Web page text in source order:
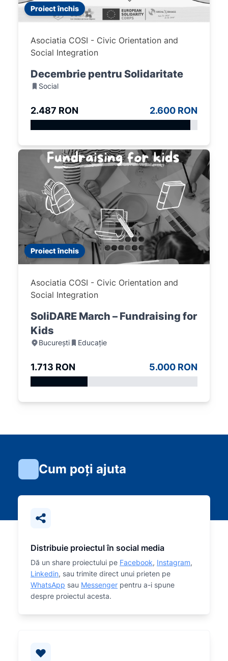
Proiect închis
Asociatia COSI - Civic Orientation and
Social Integration
Decembrie pentru Solidaritate
Social
2.487 RON 2.600 RON
Proiect închis
Asociatia COSI - Civic Orientation and
Social Integration
SoliDARE March – Fundraising for
Kids
București Educație
1.713 RON 5.000 RON
Cum poți ajuta
Distribuie proiectul în social media
Dă un share proiectului pe Facebook, Instagram,
Linkedin, sau trimite direct unui prieten pe
WhatsApp sau Messenger pentru a-i spune
despre proiectul acesta.